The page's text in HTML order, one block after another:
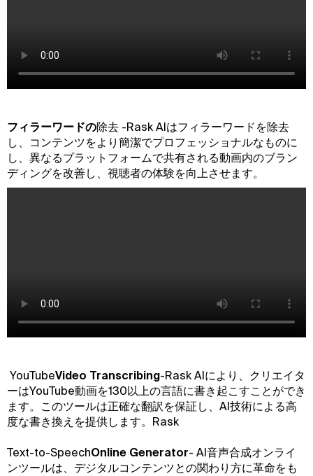
‍フィラーワードの除去 -Rask AIはフィラーワードを除去
し、コンテンツをより簡潔でプロフェッショナルなものに
し、異なるプラットフォームで共有される動画内のブラン
ディングを改善し、視聴者の体験を向上させます。
‍ YouTubeVideo Transcribing-Rask AIにより、クリエイタ
ーはYouTube動画を130以上の言語に書き起こすことができ
ます。このツールは正確な翻訳を保証し、AI技術による高
度な書き換えを提供します。Rask
‍Text-to-SpeechOnline Generator- AI音声合成オンライ
ンツールは、デジタルコンテンツとの関わり方に革命をも